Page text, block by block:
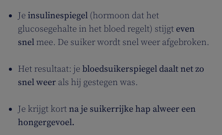
Je insulinespiegel (hormoon dat het
glucosegehalte in het bloed regelt) stijgt even
snel mee. De suiker wordt snel weer afgebroken.
Het resultaat: je bloedsuikerspiegel daalt net zo
snel weer als hij gestegen was.
Je krijgt kortna je suikerrijke hap alweer een
hongergevoel.